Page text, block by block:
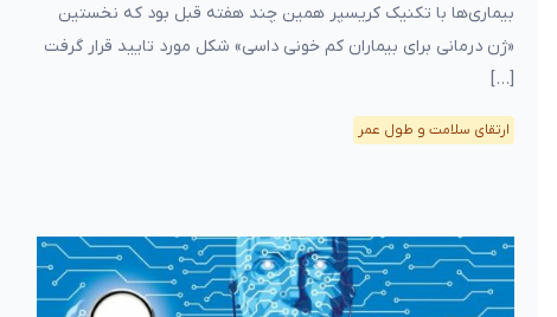
بیماری‌ها با تکنیک کریسپر همین چند هفته قبل بود که نخستین
«ژن درمانی برای بیماران کم خونی داسی» شکل مورد تایید قرار گرفت
[…]
ارتقای سلامت و طول عمر